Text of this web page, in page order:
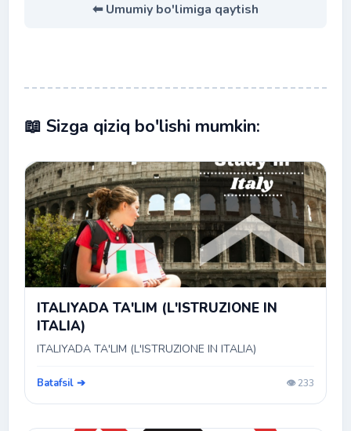
⬅ Umumiy bo'limiga qaytish
📖 Sizga qiziq bo'lishi mumkin:
ITALIYADA TA'LIM (L'ISTRUZIONE IN
ITALIA)
ITALIYADA TA'LIM (L'ISTRUZIONE IN ITALIA)
Batafsil ➔ 👁️ 233